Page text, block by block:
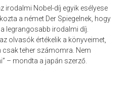
irodalmi Nobel-díj egyik esélyese
a német Der Spiegelnek, hogy
legrangosabb irodalmi díj.
olvasók értékelik a könyveimet,
csak teher számomra. Nem
– mondta a japán szerző.